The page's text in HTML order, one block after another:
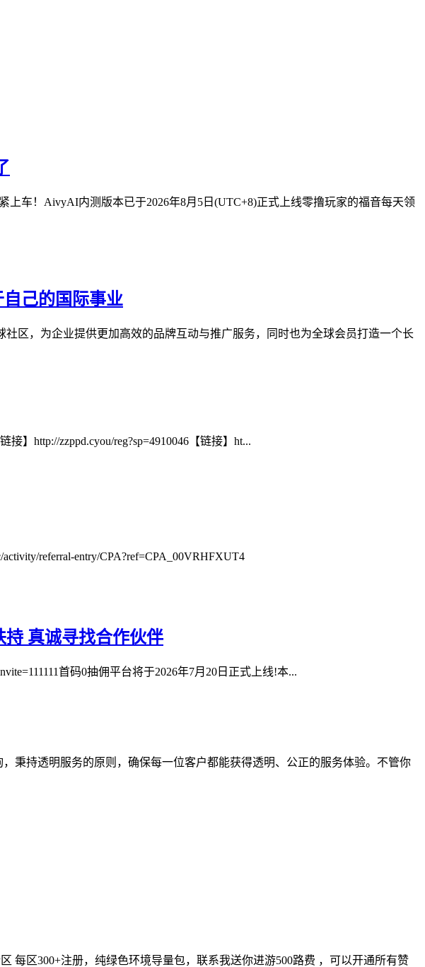
车！AivyAI内测版本已于2026年8月5日(UTC+8)正式上线零撸玩家的福音每天领
己的国际事业
区，为企业提供更加高效的品牌互动与推广服务，同时也为全球会员打造一个长
】http://zzppd.cyou/reg?sp=4910046【链接】ht...
referral-entry/CPA?ref=CPA_00VRHFXUT4
真诚寻找合作伙伴
首码0抽佣平台将于2026年7月20日正式上线!本...
秉持透明服务的原则，确保每一位客户都能获得透明、公正的服务体验。不管你
每区300+注册，纯绿色环境导量包，联系我送你进游500路费 ，可以开通所有赞